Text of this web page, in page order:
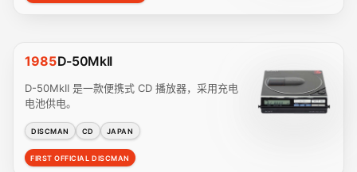
1985D-50MkII
D-50MkII 是一款便携式 CD 播放器，采用充电
电池供电。
DISCMAN CD JAPAN
FIRST OFFICIAL DISCMAN